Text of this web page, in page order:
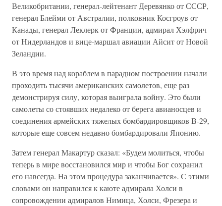
Великобритании, генерал-лейтенант Деревянко от СССР,
генерал Блейми от Австралии, полковник Косгроув от
Канады, генерал Леклерк от Франции, адмирал Хэлфрич
от Нидерландов и вице-маршал авиации Айсит от Новой
Зеландии.
В это время над кораблем в парадном построении начали
проходить тысячи американских самолетов, еще раз
демонстрируя силу, которая выиграла войну. Это были
самолеты со стоявших недалеко от берега авианосцев и
соединения армейских тяжелых бомбардировщиков В-29,
которые еще совсем недавно бомбардировали Японию.
Затем генерал Макартур сказал: «Будем молиться, чтобы
теперь в мире восстановился мир и чтобы Бог сохранил
его навсегда. На этом процедура заканчивается». С этими
словами он направился к каюте адмирала Холси в
сопровождении адмиралов Нимица, Холси, Фрезера и